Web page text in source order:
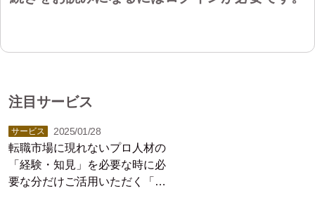
注目サービス
サービス 2025/01/28
転職市場に現れないプロ人材の
「経験・知見」を必要な時に必
要な分だけご活用いただく「プ